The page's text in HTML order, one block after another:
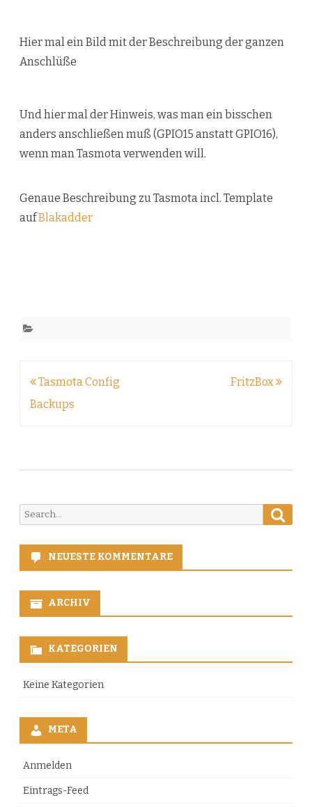
Hier mal ein Bild mit der Beschreibung der ganzen
Anschlüße
Und hier mal der Hinweis, was man ein bisschen
anders anschließen muß (GPIO15 anstatt GPIO16),
wenn man Tasmota verwenden will.
Genaue Beschreibung zu Tasmota incl. Template
aufBlakadder
Beitragsnavigation
Tasmota Config
Backups
FritzBox
Search
for:
NEUESTE KOMMENTARE
ARCHIV
KATEGORIEN
Keine Kategorien
META
Anmelden
Eintrags-Feed